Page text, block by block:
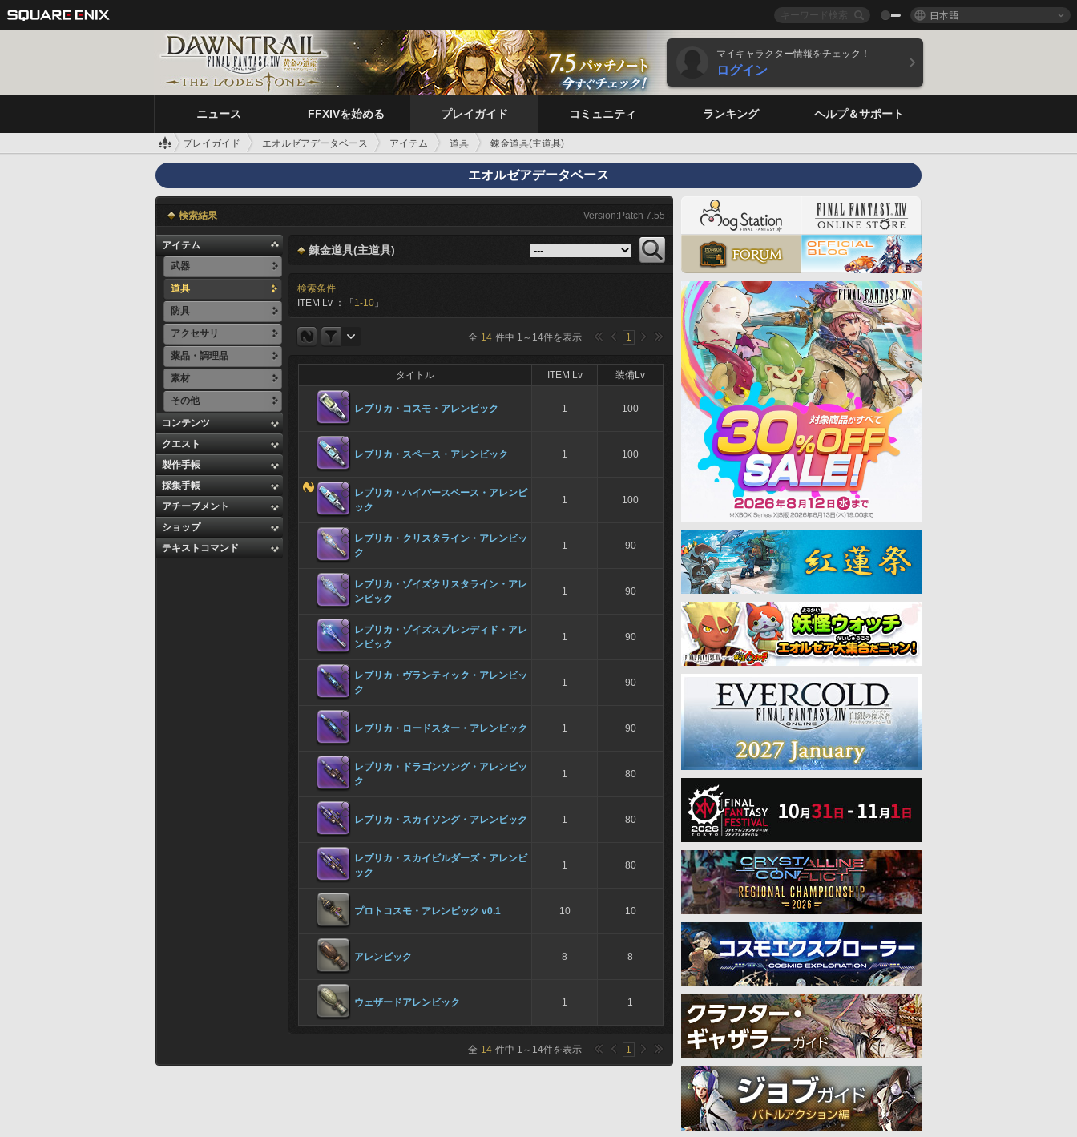
日本語
マイキャラクター情報をチェック！
ログイン
ニュース FFXIVを始める プレイガイド コミュニティ ランキング ヘルプ＆サポート
プレイガイド エオルゼアデータベース アイテム 道具 錬金道具(主道具)
エオルゼアデータベース
検索結果 Version:Patch 7.55
アイテム
武器
道具
防具
アクセサリ
薬品・調理品
素材
その他
コンテンツ
クエスト
製作手帳
採集手帳
アチーブメント
ショップ
テキストコマンド
錬金道具(主道具)
検索条件
ITEM Lv ：「 1-10 」
全 14 件中 1 ～ 14件を表示 1
タイトル ITEM Lv 装備Lv
レプリカ・コスモ・アレンビック 1 100
レプリカ・スペース・アレンビック 1 100
レプリカ・ハイパースペース・アレンビ
ック
1 100
レプリカ・クリスタライン・アレンビッ
ク
1 90
レプリカ・ゾイズクリスタライン・アレ
ンビック
1 90
レプリカ・ゾイズスプレンディド・アレ
ンビック
1 90
レプリカ・ヴランティック・アレンビッ
ク
1 90
レプリカ・ロードスター・アレンビック 1 90
レプリカ・ドラゴンソング・アレンビッ
ク
1 80
レプリカ・スカイソング・アレンビック 1 80
レプリカ・スカイビルダーズ・アレンビ
ック
1 80
プロトコスモ・アレンビック v0.1 10 10
アレンビック 8 8
ウェザードアレンビック 1 1
全 14 件中 1 ～ 14件を表示 1